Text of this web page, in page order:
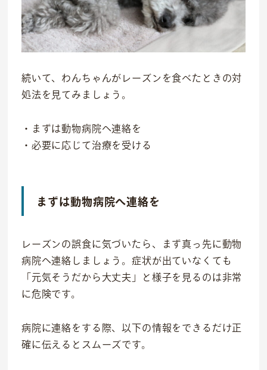
続いて、わんちゃんがレーズンを食べたときの対
処法を見てみましょう。
・まずは動物病院へ連絡を
・必要に応じて治療を受ける
まずは動物病院へ連絡を
レーズンの誤食に気づいたら、まず真っ先に動物
病院へ連絡しましょう。症状が出ていなくても
「元気そうだから大丈夫」と様子を見るのは非常
に危険です。
病院に連絡をする際、以下の情報をできるだけ正
確に伝えるとスムーズです。